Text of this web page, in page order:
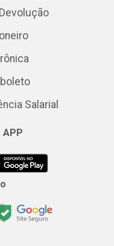
Salarial
APP